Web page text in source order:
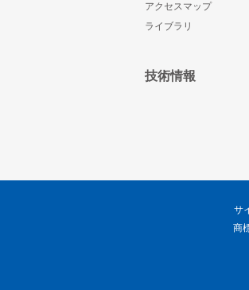
アクセスマップ
ライブラリ
技術情報
サ
商